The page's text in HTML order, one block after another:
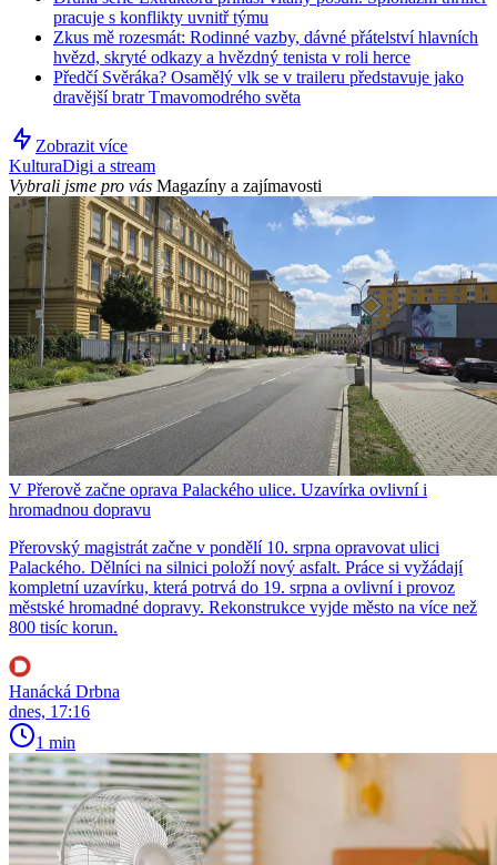
pracuje s konflikty uvnitř týmu
Zkus mě rozesmát: Rodinné vazby, dávné přátelství hlavních
hvězd, skryté odkazy a hvězdný tenista v roli herce
Předčí Svěráka? Osamělý vlk se v traileru představuje jako
dravější bratr Tmavomodrého světa
Zobrazit více
KulturaDigi a stream
Vybrali jsme pro vás Magazíny a zajímavosti
V Přerově začne oprava Palackého ulice. Uzavírka ovlivní i
hromadnou dopravu
Přerovský magistrát začne v pondělí 10. srpna opravovat ulici
Palackého. Dělníci na silnici položí nový asfalt. Práce si vyžádají
kompletní uzavírku, která potrvá do 19. srpna a ovlivní i provoz
městské hromadné dopravy. Rekonstrukce vyjde město na více než
800 tisíc korun.
Hanácká Drbna
dnes, 17:16
1 min